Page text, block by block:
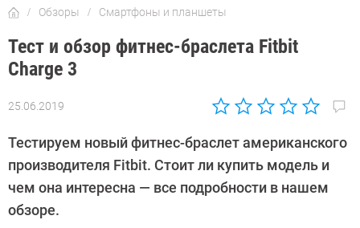
Обзоры Смартфоны и планшеты
Тест и обзор фитнес-браслета Fitbit
Charge 3
25.06.2019
Автор:
Дмитриева
Тестируем новый фитнес-браслет американского
производителя Fitbit. Стоит ли купить модель и
чем она интересна — все подробности в нашем
обзоре.